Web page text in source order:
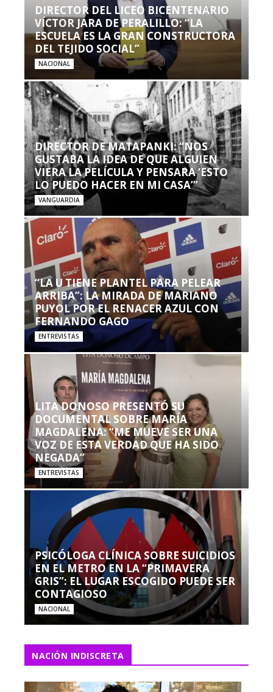
DIRECTOR DEL LICEO BICENTENARIO
VÍCTOR JARA DE PERALILLO: “LA
ESCUELA ES LA GRAN CONSTRUCTORA
DEL TEJIDO SOCIAL”
NACIONAL
DIRECTOR DE MATAPANKI: “NOS
GUSTABA LA IDEA DE QUE ALGUIEN
VIERA LA PELÍCULA Y PENSARA ‘ESTO
LO PUEDO HACER EN MI CASA’”
VANGUARDIA
“LA U TIENE PLANTEL PARA PELEAR
ARRIBA”: LA MIRADA DE MARIANO
PUYOL POR EL RENACER AZUL CON
FERNANDO GAGO
ENTREVISTAS
LITA DONOSO PRESENTÓ SU
DOCUMENTAL SOBRE MARÍA
MAGDALENA: “ME MUEVE SER UNA
VOZ DE ESTA VERDAD QUE HA SIDO
NEGADA”
ENTREVISTAS
PSICÓLOGA CLÍNICA SOBRE SUICIDIOS
EN EL METRO EN LA “PRIMAVERA
GRIS”: EL LUGAR ESCOGIDO PUEDE SER
CONTAGIOSO
NACIONAL
NACIÓN INDISCRETA